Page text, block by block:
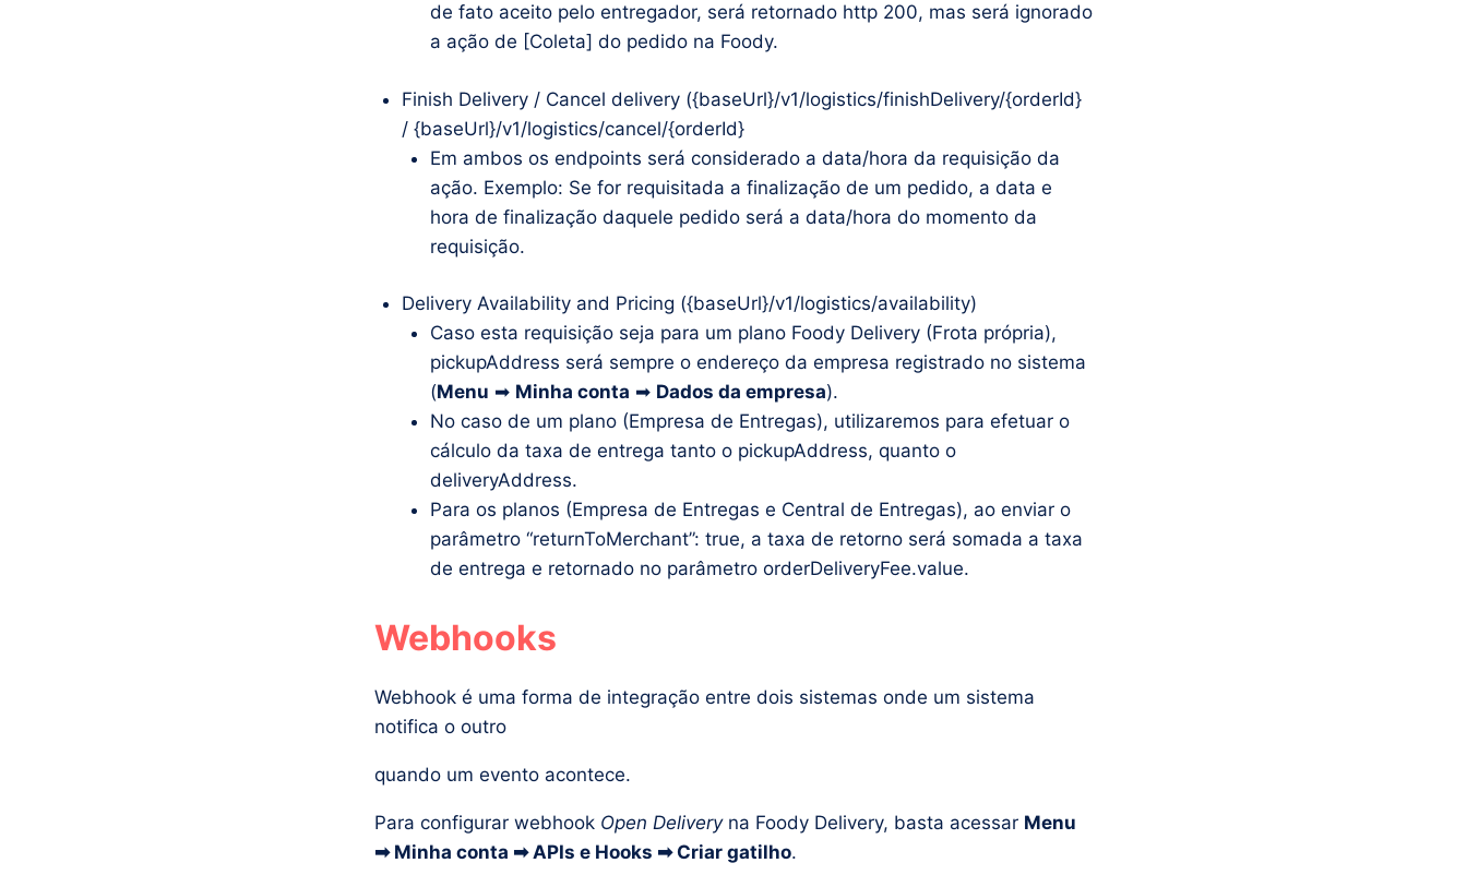
de fato aceito pelo entregador, será retornado http 200, mas será ignorado
a ação de [Coleta] do pedido na Foody.
Finish Delivery / Cancel delivery ({baseUrl}/v1/logistics/finishDelivery/{orderId}
/ {baseUrl}/v1/logistics/cancel/{orderId}
Em ambos os endpoints será considerado a data/hora da requisição da
ação. Exemplo: Se for requisitada a finalização de um pedido, a data e
hora de finalização daquele pedido será a data/hora do momento da
requisição.
Delivery Availability and Pricing ({baseUrl}/v1/logistics/availability)
Caso esta requisição seja para um plano Foody Delivery (Frota própria),
pickupAddress será sempre o endereço da empresa registrado no sistema
(Menu ➡ Minha conta ➡ Dados da empresa).
No caso de um plano (Empresa de Entregas), utilizaremos para efetuar o
cálculo da taxa de entrega tanto o pickupAddress, quanto o
deliveryAddress.
Para os planos (Empresa de Entregas e Central de Entregas), ao enviar o
parâmetro “returnToMerchant”: true, a taxa de retorno será somada a taxa
de entrega e retornado no parâmetro orderDeliveryFee.value.
Webhooks
Webhook é uma forma de integração entre dois sistemas onde um sistema
notifica o outro
quando um evento acontece.
Para configurar webhook Open Delivery na Foody Delivery, basta acessar Menu
➡ Minha conta ➡ APIs e Hooks ➡ Criar gatilho.